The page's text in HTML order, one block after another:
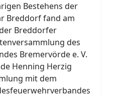
Bestehens der
Breddorf fand am
Breddorfer
des
Bremervörde e. V.
Henning Herzig
mit dem